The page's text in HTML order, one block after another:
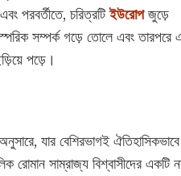
পরবর্তীতে, চরিত্রটিইউরোপজুড়ে
সম্পর্ক গড়ে তোলে এবং তারপরে
পড়ে।
যার বেশিরভাগই
রোমান সাম্রাজ্য বিশ্বাসীদের একটি